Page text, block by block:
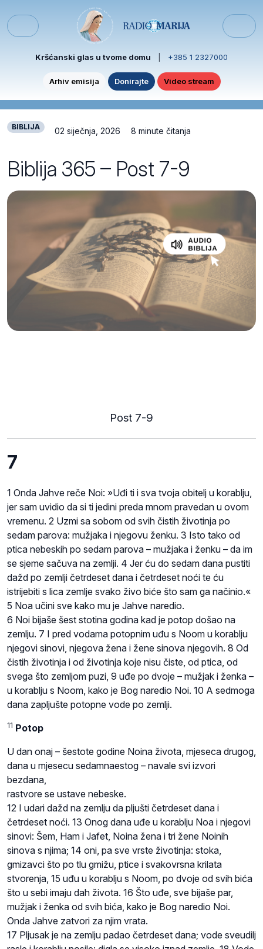
Menu
Kršćanski glas u tvome domu +385 1 2327000
Arhiv emisija Donirajte Video stream
BIBLIJA 02 siječnja, 2026 8 minute čitanja
Biblija 365 – Post 7-9
Post 7-9
7
1 Onda Jahve reče Noi: »Uđi ti i sva tvoja obitelj u korablju,
jer sam uvidio da si ti jedini preda mnom pravedan u ovom
vremenu. 2 Uzmi sa sobom od svih čistih životinja po
sedam parova: mužjaka i njegovu ženku. 3 Isto tako od
ptica nebeskih po sedam parova – mužjaka i ženku – da im
se sjeme sačuva na zemlji. 4 Jer ću do sedam dana pustiti
dažd po zemlji četrdeset dana i četrdeset noći te ću
istrijebiti s lica zemlje svako živo biće što sam ga načinio.«
5 Noa učini sve kako mu je Jahve naredio.
6 Noi bijaše šest stotina godina kad je potop došao na
zemlju. 7 I pred vodama potopnim uđu s Noom u korablju
njegovi sinovi, njegova žena i žene sinova njegovih. 8 Od
čistih životinja i od životinja koje nisu čiste, od ptica, od
svega što zemljom puzi, 9 uđe po dvoje – mužjak i ženka –
u korablju s Noom, kako je Bog naredio Noi. 10 A sedmoga
dana zapljušte potopne vode po zemlji.
11 Potop
U dan onaj – šestote godine Noina života, mjeseca drugog,
dana u mjesecu sedamnaestog – navale svi izvori
bezdana,
rastvore se ustave nebeske.
12 I udari dažd na zemlju da pljušti četrdeset dana i
četrdeset noći. 13 Onog dana uđe u korablju Noa i njegovi
sinovi: Šem, Ham i Jafet, Noina žena i tri žene Noinih
sinova s njima; 14 oni, pa sve vrste životinja: stoka,
gmizavci što po tlu gmižu, ptice i svakovrsna krilata
stvorenja, 15 uđu u korablju s Noom, po dvoje od svih bića
što u sebi imaju dah života. 16 Što uđe, sve bijaše par,
mužjak i ženka od svih bića, kako je Bog naredio Noi.
Onda Jahve zatvori za njim vrata.
17 Pljusak je na zemlju padao četrdeset dana; vode sveudilj